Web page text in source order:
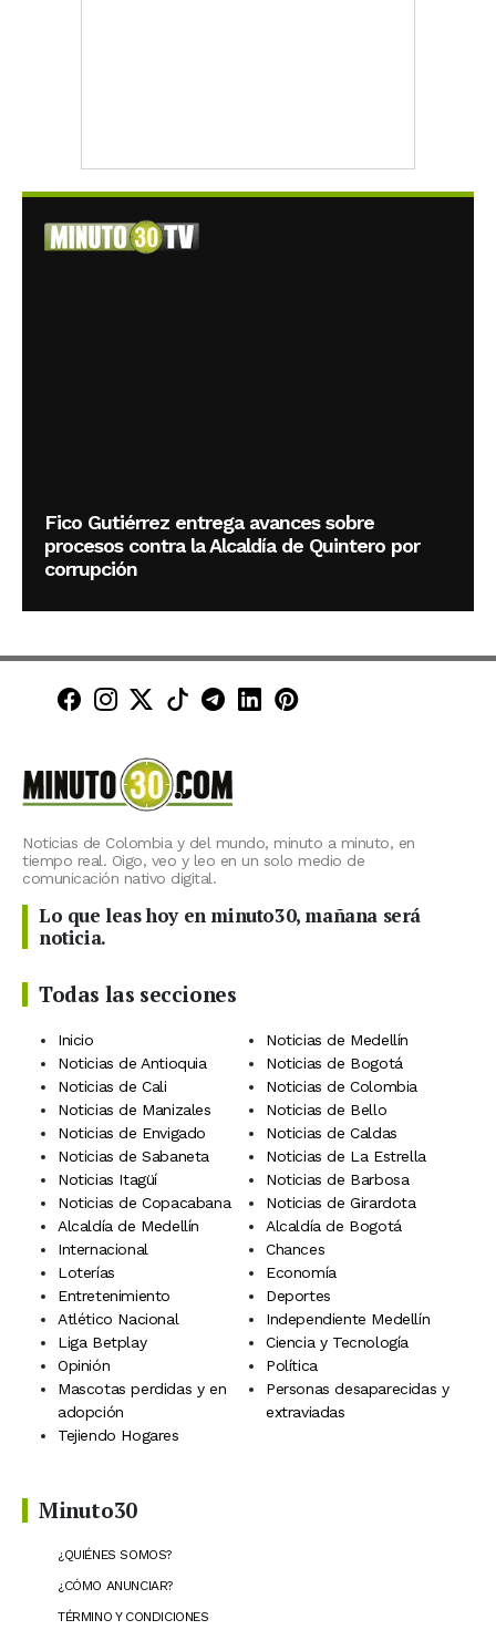
Fico Gutiérrez entrega avances sobre
procesos contra la Alcaldía de Quintero por
corrupción
Minuto30 en Facebook
Minuto30 en Instagram
Minuto30 en X (Twitter)
Minuto30 en TikTok
Canal de Minuto30 en
Minuto30 en LinkedIn
Minuto30 en
Noticias de Colombia y del mundo, minuto a minuto, en
tiempo real. Oigo, veo y leo en un solo medio de
comunicación nativo digital.
Lo que leas hoy en minuto30, mañana será
noticia.
Todas las secciones
Inicio
Noticias de Medellín
Noticias de Antioquia
Noticias de Bogotá
Noticias de Cali
Noticias de Colombia
Noticias de Manizales
Noticias de Bello
Noticias de Envigado
Noticias de Caldas
Noticias de Sabaneta
Noticias de La Estrella
Noticias Itagüí
Noticias de Barbosa
Noticias de Copacabana
Noticias de Girardota
Alcaldía de Medellín
Alcaldía de Bogotá
Internacional
Chances
Loterías
Economía
Entretenimiento
Deportes
Atlético Nacional
Independiente Medellín
Liga Betplay
Ciencia y Tecnología
Opinión
Política
Mascotas perdidas y en
adopción
Personas desaparecidas y
extraviadas
Tejiendo Hogares
Minuto30
¿QUIÉNES SOMOS?
¿CÓMO ANUNCIAR?
TÉRMINO Y CONDICIONES